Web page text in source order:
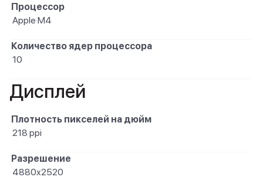
Процессор
Apple M4
Количество ядер процессора
10
Дисплей
Плотность пикселей на дюйм
218 ppi
Разрешение
4880x2520